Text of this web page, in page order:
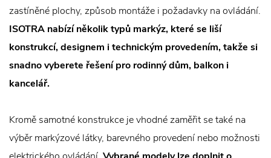
zastíněné plochy, způsob montáže i požadavky na ovládání.
ISOTRA nabízí několik typů markýz, které se liší
konstrukcí, designem i technickým provedením, takže si
snadno vyberete řešení pro rodinný dům, balkon i
kancelář.
Kromě samotné konstrukce je vhodné zaměřit se také na
výběr markýzové látky, barevného provedení nebo možnosti